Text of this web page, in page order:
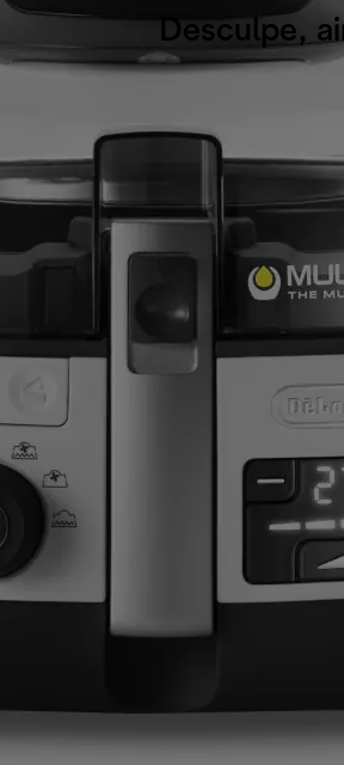
Desculpe,